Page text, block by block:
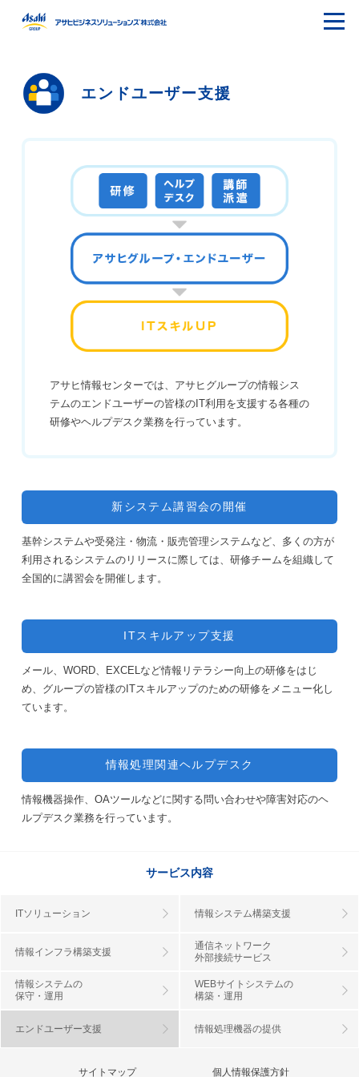
エンドユーザー支援
アサヒ情報センターでは、アサヒグループの情報シス
テムのエンドユーザーの皆様のIT利用を支援する各種の
研修やヘルプデスク業務を行っています。
新システム講習会の開催
基幹システムや受発注・物流・販売管理システムなど、多くの方が
利用されるシステムのリリースに際しては、研修チームを組織して
全国的に講習会を開催します。
ITスキルアップ支援
メール、WORD、EXCELなど情報リテラシー向上の研修をはじ
め、グループの皆様のITスキルアップのための研修をメニュー化し
ています。
情報処理関連ヘルプデスク
情報機器操作、OAツールなどに関する問い合わせや障害対応のヘ
ルプデスク業務を行っています。
サービス内容
ITソリューション 情報システム構築支援
情報インフラ構築支援
通信ネットワーク
外部接続サービス
情報システムの
保守・運用
WEBサイト システムの
構築・運用
エンドユーザー支援 情報処理機器の提供
サイトマップ 個人情報保護方針